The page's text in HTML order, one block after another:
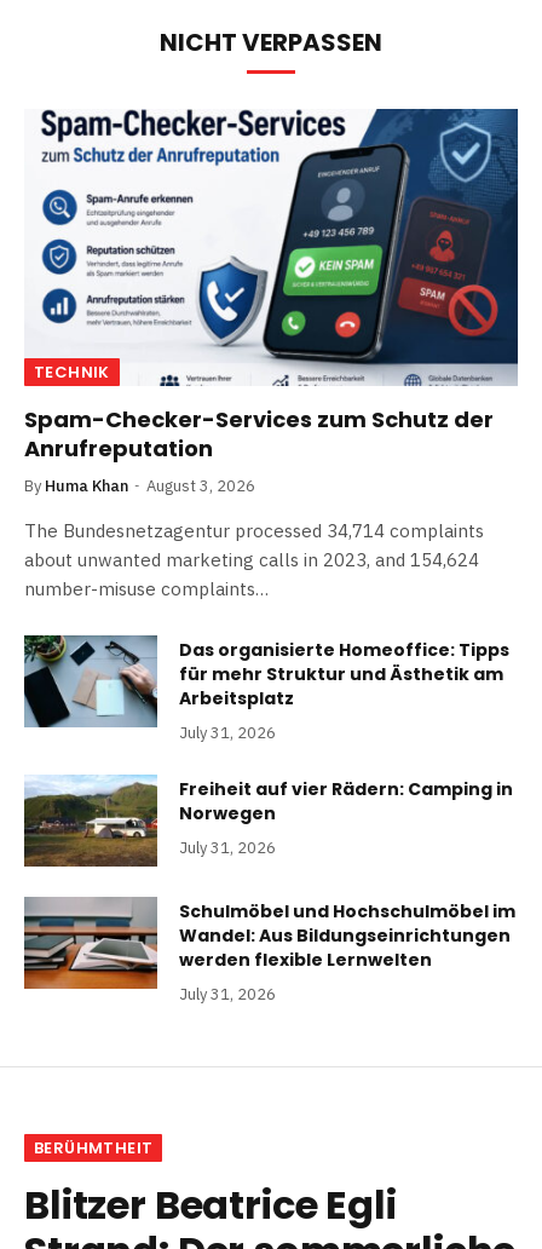
NICHT VERPASSEN
TECHNIK
Spam-Checker-Services zum Schutz der
Anrufreputation
By Huma Khan August 3, 2026
The Bundesnetzagentur processed 34,714 complaints
about unwanted marketing calls in 2023, and 154,624
number-misuse complaints…
Das organisierte Homeoffice: Tipps
für mehr Struktur und Ästhetik am
Arbeitsplatz
July 31, 2026
Freiheit auf vier Rädern: Camping in
Norwegen
July 31, 2026
Schulmöbel und Hochschulmöbel im
Wandel: Aus Bildungseinrichtungen
werden flexible Lernwelten
July 31, 2026
BERÜHMTHEIT
Blitzer Beatrice Egli